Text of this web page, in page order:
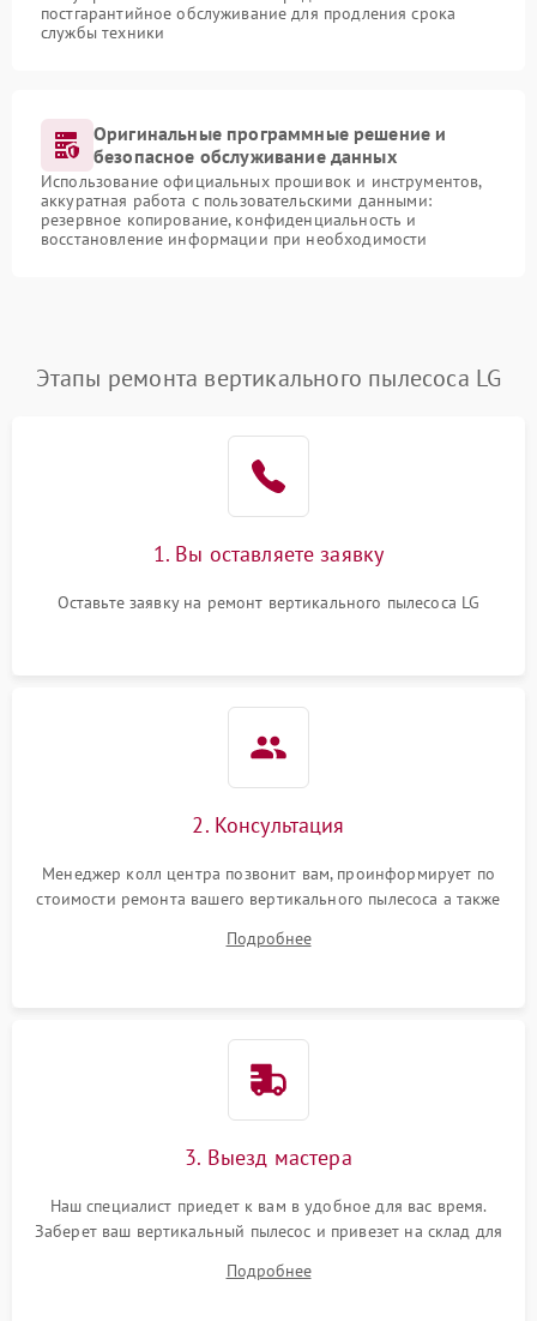
постгарантийное обслуживание для продления срока
службы техники
Оригинальные программные решение и
безопасное обслуживание данных
Использование официальных прошивок и инструментов,
аккуратная работа с пользовательскими данными:
резервное копирование, конфиденциальность и
восстановление информации при необходимости
Этапы ремонта вертикального пылесоса LG
1. Вы оставляете заявку
Оставьте заявку на ремонт вертикального пылесоса LG
2. Консультация
Менеджер колл центра позвонит вам, проинформирует по
стоимости ремонта вашего вертикального пылесоса а также
Подробнее
3. Выезд мастера
Наш специалист приедет к вам в удобное для вас время.
Заберет ваш вертикальный пылесос и привезет на склад для
Подробнее